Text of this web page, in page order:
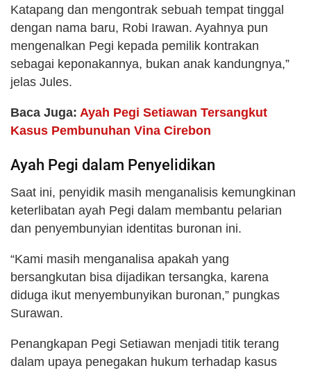
Katapang dan mengontrak sebuah tempat tinggal
dengan nama baru, Robi Irawan. Ayahnya pun
mengenalkan Pegi kepada pemilik kontrakan
sebagai keponakannya, bukan anak kandungnya,”
jelas Jules.
Baca Juga: Ayah Pegi Setiawan Tersangkut
Kasus Pembunuhan Vina Cirebon
Ayah Pegi dalam Penyelidikan
Saat ini, penyidik masih menganalisis kemungkinan
keterlibatan ayah Pegi dalam membantu pelarian
dan penyembunyian identitas buronan ini.
“Kami masih menganalisa apakah yang
bersangkutan bisa dijadikan tersangka, karena
diduga ikut menyembunyikan buronan,” pungkas
Surawan.
Penangkapan Pegi Setiawan menjadi titik terang
dalam upaya penegakan hukum terhadap kasus